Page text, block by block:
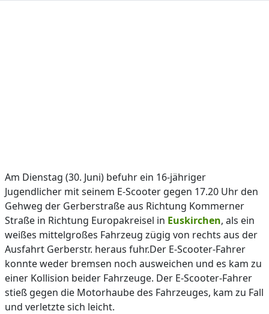
Am Dienstag (30. Juni) befuhr ein 16-jähriger
Jugendlicher mit seinem E-Scooter gegen 17.20 Uhr den
Gehweg der Gerberstraße aus Richtung Kommerner
Straße in Richtung Europakreisel in Euskirchen, als ein
weißes mittelgroßes Fahrzeug zügig von rechts aus der
Ausfahrt Gerberstr. heraus fuhr.Der E-Scooter-Fahrer
konnte weder bremsen noch ausweichen und es kam zu
einer Kollision beider Fahrzeuge. Der E-Scooter-Fahrer
stieß gegen die Motorhaube des Fahrzeuges, kam zu Fall
und verletzte sich leicht.